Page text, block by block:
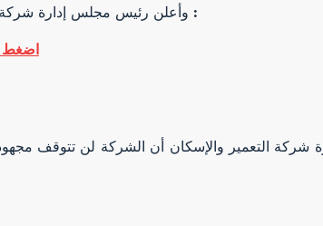
وأعلن رئيس مجلس إدارة شركة التعمير والإسكان بأن الشركة لا تضع فقط المحاور السابقة نصب أعيننا ولكن الشركة تسعى ايضا إلى الآتي :
اضغط
التعمير والإسكان أن الشركة لن تتوقف